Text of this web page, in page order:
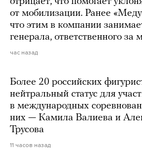
от мобилизации. Ранее
что этим в компании
генерала, ответственного за
час назад
Более 20 российских
нейтральный статус для
в международных
них — Камила Валиева и
Трусова
11 часов назад